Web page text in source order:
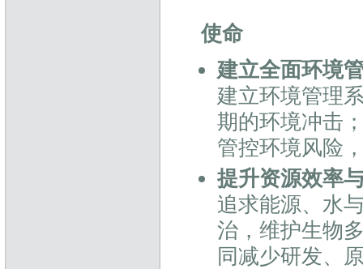
使命
建立全面环境
建立环境管理
期的环境冲击
管控环境风险
提升资源效率
追求能源、水
治，维护生物
同减少研发、